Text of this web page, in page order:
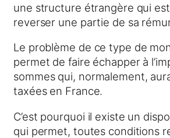
une structure étrangère qui
reverser une partie de sa
Le problème de ce type de
permet de faire échapper à
sommes qui, normalement,
taxées en France.
C’est pourquoi il existe un
qui permet, toutes conditions